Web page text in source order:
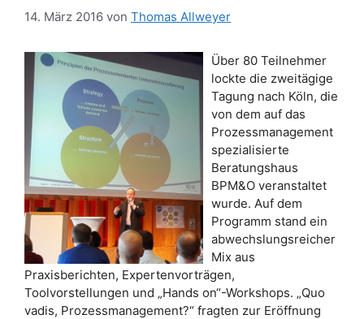
14. März 2016 von Thomas Allweyer
Über 80 Teilnehmer
lockte die zweitägige
Tagung nach Köln, die
von dem auf das
Prozessmanagement
spezialisierte
Beratungshaus
BPM&O veranstaltet
wurde. Auf dem
Programm stand ein
abwechslungsreicher
Mix aus
Praxisberichten, Expertenvorträgen,
Toolvorstellungen und „Hands on“-Workshops. „Quo
vadis, Prozessmanagement?“ fragten zur Eröffnung